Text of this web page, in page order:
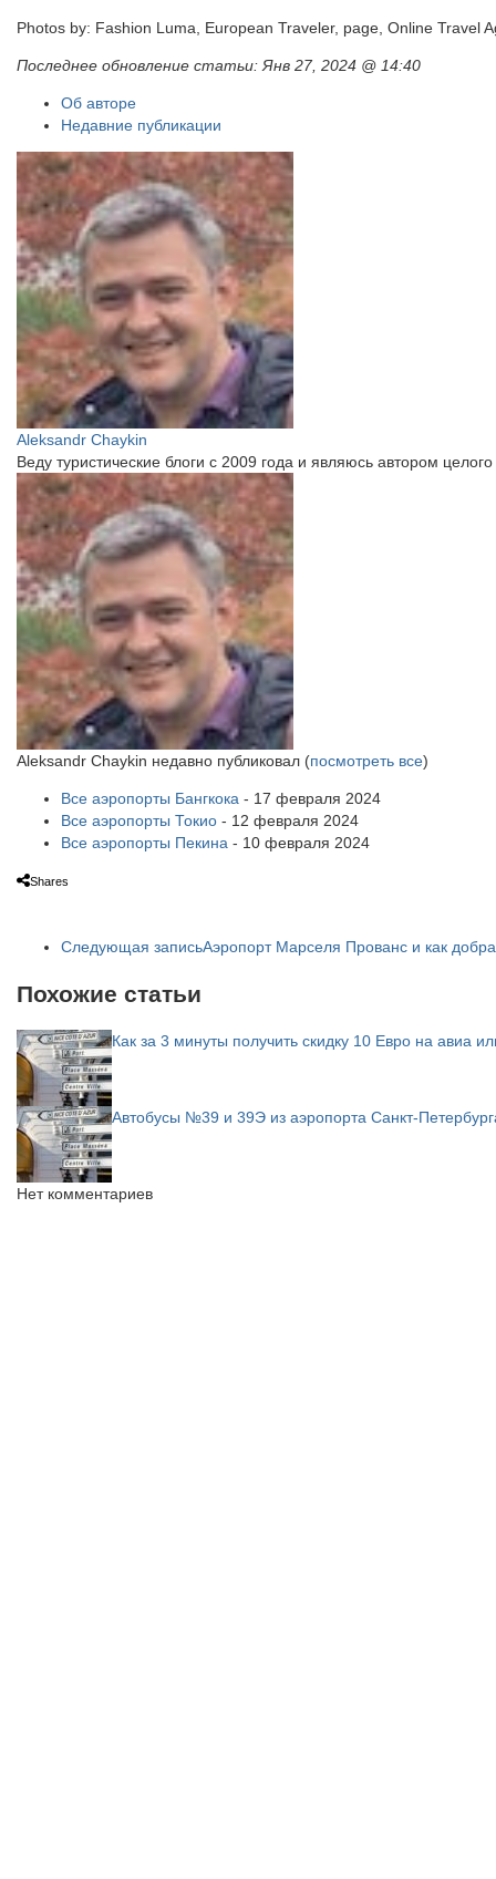
Photos by: Fashion Luma, European Traveler, page, Online Travel
Последнее обновление статьи: Янв 27, 2024 @ 14:40
Об авторе
Недавние публикации
Aleksandr Chaykin
Веду туристические блоги с 2009 года и являюсь автором
Aleksandr Chaykin недавно публиковал (посмотреть все)
Все аэропорты Бангкока - 17 февраля 2024
Все аэропорты Токио - 12 февраля 2024
Все аэропорты Пекина - 10 февраля 2024
Shares
Следующая записьАэропорт Марселя Прованс и как
Похожие статьи
Как за 3 минуты получить скидку 10 Евро на авиа
Автобусы №39 и 39Э из аэропорта Санкт-
Нет комментариев